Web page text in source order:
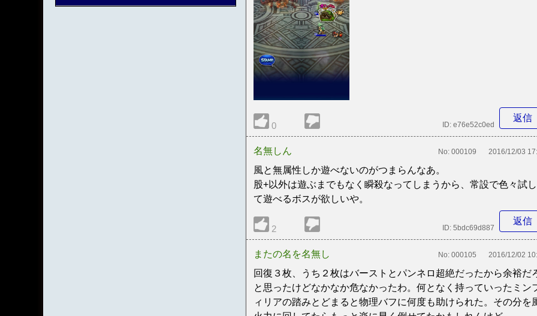
0
返信
ID: e76e52c0ed
名無しん No: 000109 2016/12/03
風と無属性しか遊べないのがつまらんなあ。
股+以外は遊ぶまでもなく瞬殺なってしまうから、常設で色々試し
て遊べるボスが欲しいや。
2
返信
ID: 5bdc69d887
またの名を名無し No: 000105 2016/12/02
回復３枚、うち２枚はバーストとパンネロ超絶だったから余裕だ
と思ったけどなかなか危なかったわ。何となく持っていったミン
ィリアの踏みとどまると物理バフに何度も助けられた。その分を